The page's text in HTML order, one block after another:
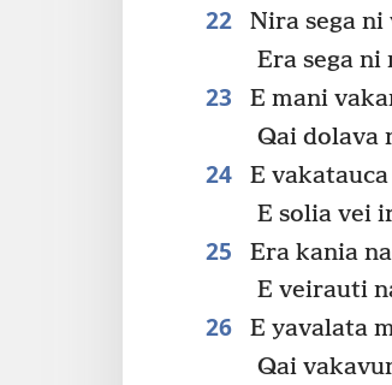
22 Nira sega ni
Era sega
23
E mani
Qai dolava
24
E
E solia vei
25 Era kania
E veirauti
26
E yavalata
Qai